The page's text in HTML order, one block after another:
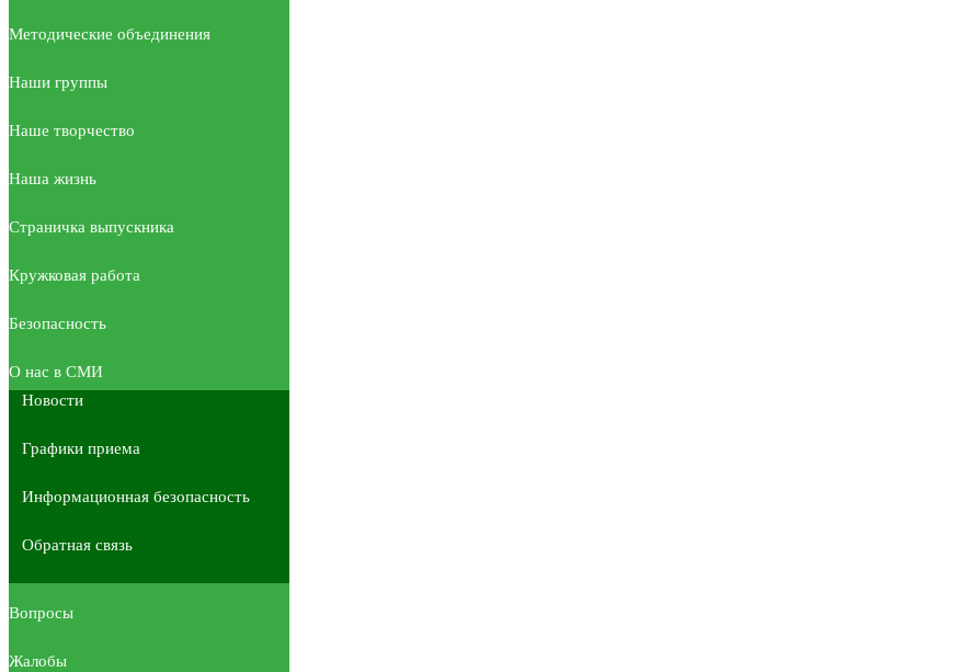
Методические объединения
Наши группы
Наше творчество
Наша жизнь
Страничка выпускника
Кружковая работа
Безопасность
О нас в СМИ
Новости
Графики приема
Информационная безопасность
Обратная связь
Вопросы
Жалобы